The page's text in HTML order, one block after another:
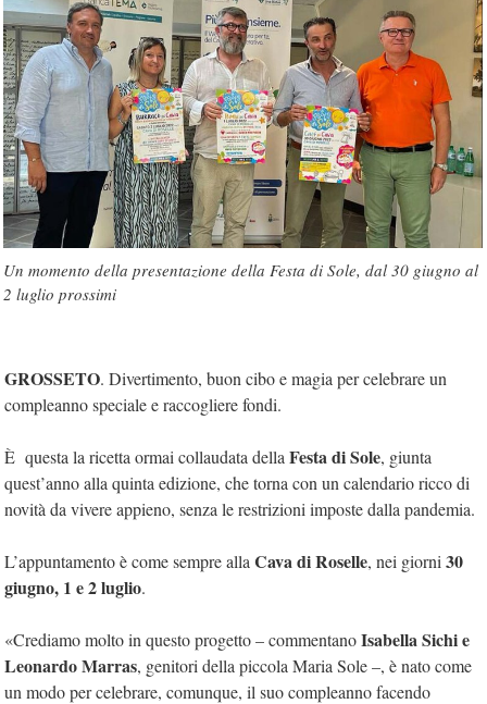
Un momento della presentazione della Festa di Sole, dal 30 giugno al
2 luglio prossimi
GROSSETO. Divertimento, buon cibo e magia per celebrare un
compleanno speciale e raccogliere fondi.
È questa la ricetta ormai collaudata della Festa di Sole, giunta
quest’anno alla quinta edizione, che torna con un calendario ricco di
novità da vivere appieno, senza le restrizioni imposte dalla pandemia.
L’appuntamento è come sempre alla Cava di Roselle, nei giorni 30
giugno, 1 e 2 luglio.
«Crediamo molto in questo progetto – commentanoIsabella Sichi e
Leonardo Marras, genitori della piccola Maria Sole –, è nato come
un modo per celebrare, comunque, il suo compleanno facendo